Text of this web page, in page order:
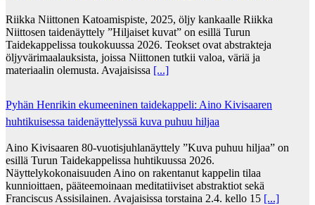
Riikka Niittonen Katoamispiste, 2025, öljy kankaalle Riikka
Niittosen taidenäyttely ”Hiljaiset kuvat” on esillä Turun
Taidekappelissa toukokuussa 2026. Teokset ovat abstrakteja
öljyvärimaalauksista, joissa Niittonen tutkii valoa, väriä ja
materiaalin olemusta. Avajaisissa [...]
Pyhän Henrikin ekumeeninen taidekappeli: Aino Kivisaaren
huhtikuisessa taidenäyttelyssä kuva puhuu hiljaa
Aino Kivisaaren 80-vuotisjuhlanäyttely ”Kuva puhuu hiljaa” on
esillä Turun Taidekappelissa huhtikuussa 2026.
Näyttelykokonaisuuden Aino on rakentanut kappelin tilaa
kunnioittaen, pääteemoinaan meditatiiviset abstraktiot sekä
Franciscus Assisilainen. Avajaisissa torstaina 2.4. kello 15 [...]